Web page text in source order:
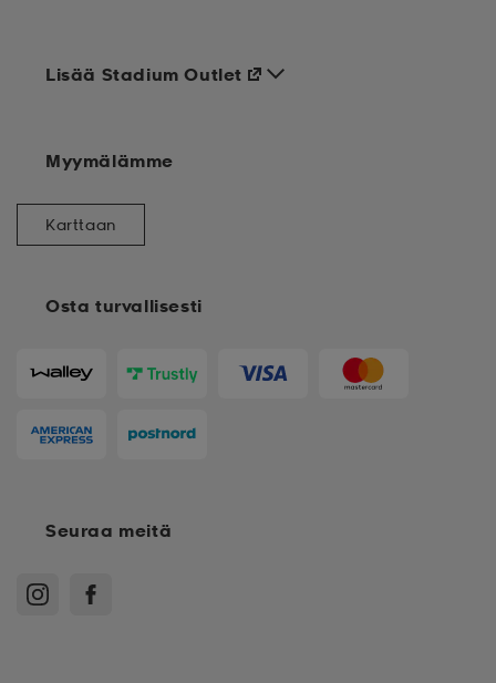
Osta turvallisesti
Lisää Stadium Outlet
Myymälämme
Karttaan
Seuraa meitä